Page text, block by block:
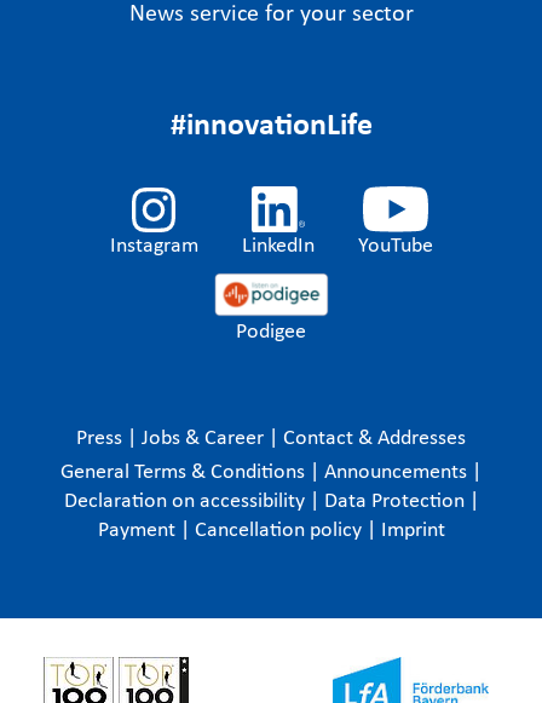
News service for your sector
#innovationLife
Instagram LinkedIn YouTube
Podigee
Press Jobs & Career
Contact & Addresses
General Terms & Conditions
Announcements
Declaration on accessibility
Data Protection
Payment
Cancellation policy Imprint